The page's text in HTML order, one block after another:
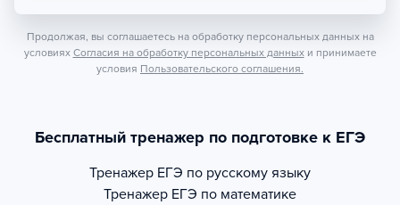
Продолжая, вы соглашаетесь на обработку персональных данных на
условиях Согласия на обработку персональных данных и принимаете
условия Пользовательского соглашения.
Бесплатный тренажер по подготовке к ЕГЭ
Тренажер ЕГЭ по русскому языку
Тренажер ЕГЭ по математике